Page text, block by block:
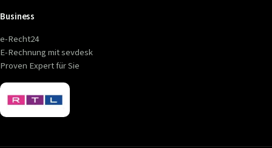
Business
e-Recht24
E-Rechnung mit sevdesk
Proven Expert für Sie